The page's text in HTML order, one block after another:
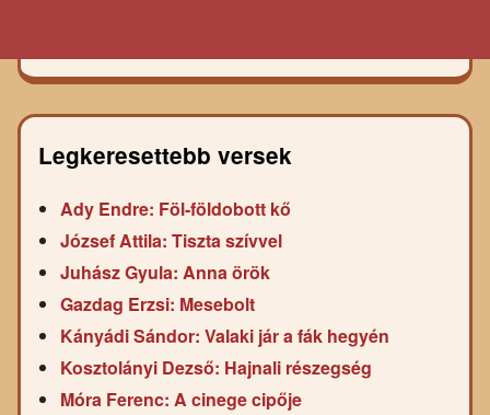
Legkeresettebb versek
Ady Endre: Föl-földobott kő
József Attila: Tiszta szívvel
Juhász Gyula: Anna örök
Gazdag Erzsi: Mesebolt
Kányádi Sándor: Valaki jár a fák hegyén
Kosztolányi Dezső: Hajnali részegség
Móra Ferenc: A cinege cipője